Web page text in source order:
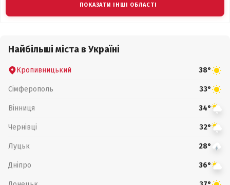
ПОКАЗАТИ ІНШІ ОБЛАСТІ
Найбільші міста в Україні
Кропивницький 38°
Сімферополь 33°
Вінниця 34°
Чернівці 32°
Луцьк 28°
Дніпро 36°